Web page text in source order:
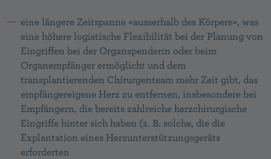
eine längere Zeitspanne «ausserhalb des Körpers», was
eine höhere logistische Flexibilität bei der Planung von
Eingriffen bei der Organspenderin oder beim
Organempfänger ermöglicht und dem
transplantierenden Chirurgenteam mehr Zeit gibt, das
empfängereigene Herz zu entfernen, insbesondere bei
Empfängern, die bereits zahlreiche herzchirurgische
Eingriffe hinter sich haben (z. B. solche, die die
Explantation eines Herzunterstützungsgeräts
erforderten